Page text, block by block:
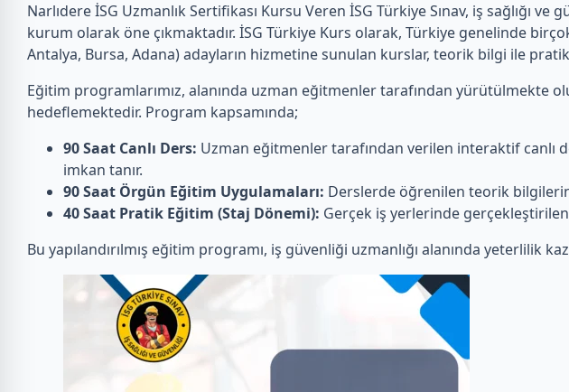
Narlıdere İSG Uzmanlık Sertifikası Kursu Veren İSG Türkiye Sınav, iş
kurum olarak öne çıkmaktadır. İSG Türkiye Kurs olarak, Türkiye genelinde
Antalya, Bursa, Adana) adayların hizmetine sunulan kurslar, teorik bilgi ile
Eğitim programlarımız, alanında uzman eğitmenler tarafından yürütülmekte
hedeflemektedir. Program kapsamında;
90 Saat Canlı Ders: Uzman eğitmenler tarafından verilen interaktif canlı
imkan tanır.
90 Saat Örgün Eğitim Uygulamaları: Derslerde öğrenilen teorik
40 Saat Pratik Eğitim (Staj Dönemi): Gerçek iş yerlerinde
Bu yapılandırılmış eğitim programı, iş güvenliği uzmanlığı alanında yeterlilik